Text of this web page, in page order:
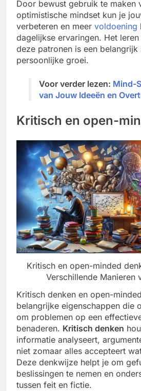
Door bewust gebruik te maken
optimistische mindset kun je
verbeteren en meer voldoening
dagelijkse ervaringen. Het
deze patronen is een belangrijk
persoonlijke groei.
Voor verder lezen: Mind-
van Jouw Ideeën en
Kritisch en open-
Kritisch en open-minded
Verschillende Manieren
Kritisch denken en open-
belangrijke eigenschappen die
om problemen op een
benaderen. Kritisch denken
informatie analyseert,
niet zomaar alles accepteert
Deze denkwijze helpt je om
beslissingen te nemen en
tussen feit en fictie.